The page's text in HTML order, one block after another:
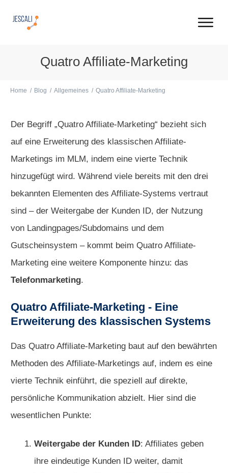
Quatro Affiliate-Marketing
Home / Blog / Allgemeines / Quatro Affiliate-Marketing
Der Begriff „Quatro Affiliate-Marketing“ bezieht sich
auf eine Erweiterung des klassischen Affiliate-
Marketings im MLM, indem eine vierte Technik
hinzugefügt wird. Während viele bereits mit den drei
bekannten Elementen des Affiliate-Systems vertraut
sind – der Weitergabe der Kunden ID, der Nutzung
von Landingpages/Subdomains und dem
Gutscheinsystem – kommt beim Quatro Affiliate-
Marketing eine weitere Komponente hinzu: das
Telefonmarketing.
Quatro Affiliate-Marketing - Eine
Erweiterung des klassischen Systems
Das Quatro Affiliate-Marketing baut auf den bewährten
Methoden des Affiliate-Marketings auf, indem es eine
vierte Technik einführt, die speziell auf direkte,
persönliche Kommunikation abzielt. Hier sind die
wesentlichen Punkte:
Weitergabe der Kunden ID: Affiliates geben
ihre eindeutige Kunden ID weiter, damit